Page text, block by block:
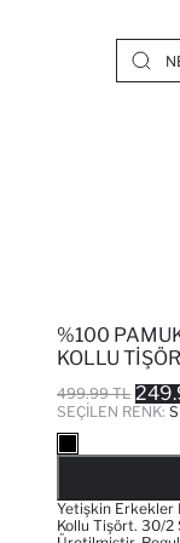
%100
KOLLU
499.99 TL
SEÇILEN RENK:
Yetişkin Erkekler
Kollu Tişört. 30/2